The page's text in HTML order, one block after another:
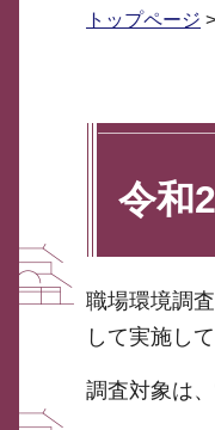
トップページ >
令和
職場環境調
して実施し
調査対象は